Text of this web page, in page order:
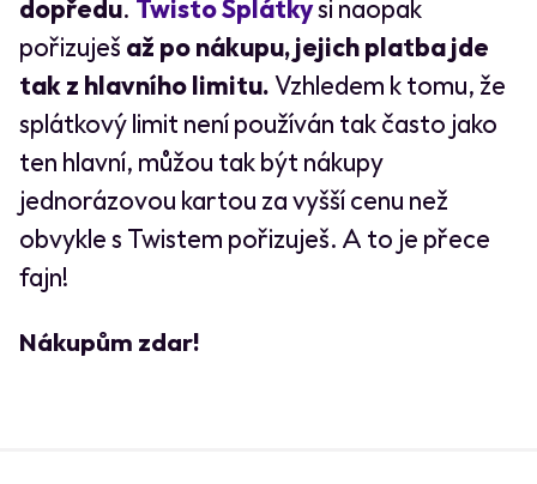
dopředu. Twisto Splátkysi naopak
pořizuješ až po nákupu, jejich platba jde
tak z hlavního limitu.Vzhledem k tomu, že
splátkový limit není používán tak často jako
ten hlavní, můžou tak být nákupy
jednorázovou kartou za vyšší cenu než
obvykle s Twistem pořizuješ. A to je přece
fajn!
Nákupům zdar!